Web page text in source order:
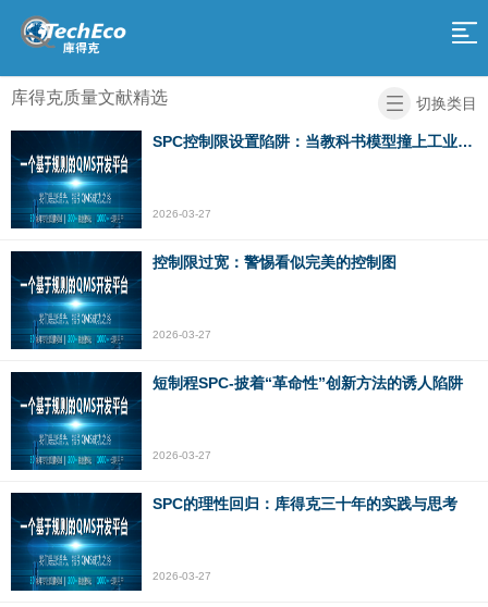
网
站
导
航
产
务
解
决
方
案
关
于
我
们
庫
得
克
院
加
入
们
返
首
页
库得克质量文献精选 切换类目
SPC控制限设置陷阱：当教科书模型撞上工业现实
2026-03-27
控制限过宽：警惕看似完美的控制图
2026-03-27
短制程SPC-披着“革命性”创新方法的诱人陷阱
2026-03-27
SPC的理性回归：库得克三十年的实践与思考
2026-03-27